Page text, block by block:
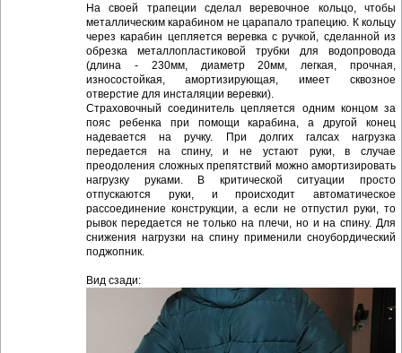
На своей трапеции сделал веревочное кольцо, чтобы
металлическим карабином не царапало трапецию. К кольцу
через карабин цепляется веревка с ручкой, сделанной из
обрезка металлопластиковой трубки для водопровода
(длина - 230мм, диаметр 20мм, легкая, прочная,
износостойкая, амортизирующая, имеет сквозное
отверстие для инсталяции веревки).
Страховочный соединитель цепляется одним концом за
пояс ребенка при помощи карабина, а другой конец
надевается на ручку. При долгих галсах нагрузка
передается на спину, и не устают руки, в случае
преодоления сложных препятствий можно амортизировать
нагрузку руками. В критической ситуации просто
отпускаются руки, и происходит автоматическое
рассоединение конструкции, а если не отпустил руки, то
рывок передается не только на плечи, но и на спину. Для
снижения нагрузки на спину применили сноубордический
поджопник.
Вид сзади: